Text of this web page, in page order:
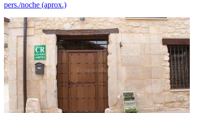
pers./noche (aprox.)